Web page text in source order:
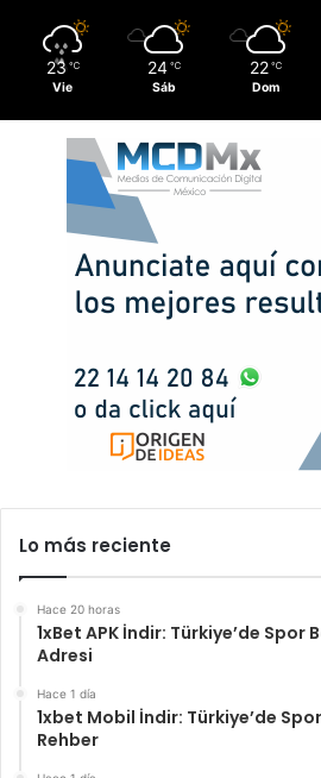
23 ℃
Vie
24 ℃
Sáb
22 ℃
Dom
Lo más reciente
Hace 20 horas
1xBet APK İndir: Türkiye’de Spor
Adresi
Hace 1 día
1xbet Mobil İndir: Türkiye’de
Rehber